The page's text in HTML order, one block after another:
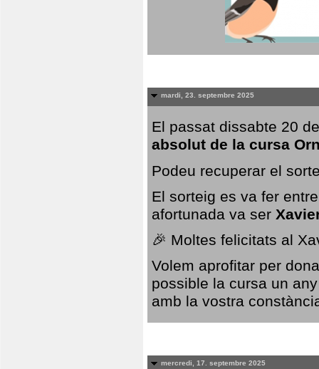
mardi, 23. septembre 2025
El passat dissabte 20
absolut de la cursa
Podeu recuperar el
El sorteig es va fer
afortunada va ser
🎉 Moltes felicitats al
Volem aprofitar per
possible la cursa un
amb la vostra
mercredi, 17. septembre 2025